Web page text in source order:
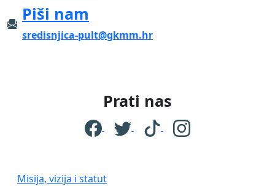
Piši nam
sredisnjica-pult@gkmm.hr
Prati nas
Misija, vizija i statut